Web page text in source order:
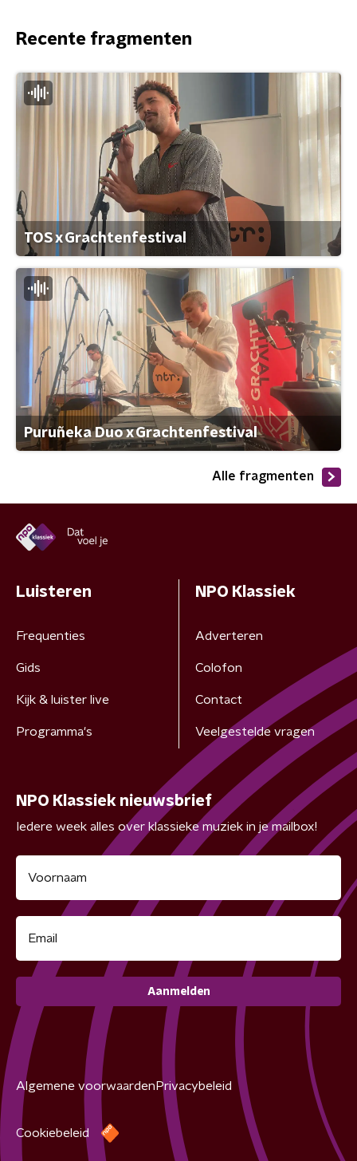
Recente fragmenten
TOS x Grachtenfestival
Puruñeka Duo x Grachtenfestival
Alle fragmenten
Luisteren
Frequenties
Gids
Kijk & luister live
Programma's
NPO Klassiek
Adverteren
Colofon
Contact
Veelgestelde vragen
NPO Klassiek nieuwsbrief
Iedere week alles over klassieke muziek in je mailbox!
Aanmelden
Algemene voorwaardenPrivacybeleid
Cookiebeleid